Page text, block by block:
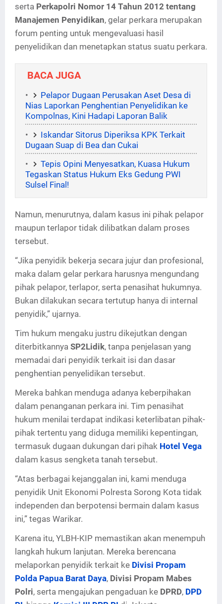
serta Perkapolri Nomor 14 Tahun 2012 tentang
Manajemen Penyidikan, gelar perkara merupakan
forum penting untuk mengevaluasi hasil
penyelidikan dan menetapkan status suatu perkara.
BACA JUGA
Pelapor Dugaan Perusakan Aset Desa di
Nias Laporkan Penghentian Penyelidikan ke
Kompolnas, Kini Hadapi Laporan Balik
Iskandar Sitorus Diperiksa KPK Terkait
Dugaan Suap di Bea dan Cukai
Tepis Opini Menyesatkan, Kuasa Hukum
Tegaskan Status Hukum Eks Gedung PWI
Sulsel Final!
Namun, menurutnya, dalam kasus ini pihak pelapor
maupun terlapor tidak dilibatkan dalam proses
tersebut.
“Jika penyidik bekerja secara jujur dan profesional,
maka dalam gelar perkara harusnya mengundang
pihak pelapor, terlapor, serta penasihat hukumnya.
Bukan dilakukan secara tertutup hanya di internal
penyidik,” ujarnya.
Tim hukum mengaku justru dikejutkan dengan
diterbitkannya SP2Lidik, tanpa penjelasan yang
memadai dari penyidik terkait isi dan dasar
penghentian penyelidikan tersebut.
Mereka bahkan menduga adanya keberpihakan
dalam penanganan perkara ini. Tim penasihat
hukum menilai terdapat indikasi keterlibatan pihak-
pihak tertentu yang diduga memiliki kepentingan,
termasuk dugaan dukungan dari pihak Hotel Vega
dalam kasus sengketa tanah tersebut.
“Atas berbagai kejanggalan ini, kami menduga
penyidik Unit Ekonomi Polresta Sorong Kota tidak
independen dan berpotensi bermain dalam kasus
ini,” tegas Warikar.
Karena itu, YLBH-KIP memastikan akan menempuh
langkah hukum lanjutan. Mereka berencana
melaporkan penyidik terkait ke Divisi Propam
Polda Papua Barat Daya, Divisi Propam Mabes
Polri, serta mengajukan pengaduan ke DPRD, DPD